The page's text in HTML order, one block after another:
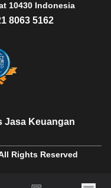
Jasa Keuangan
10430 Indonesia
8063 5162
Rights Reserved